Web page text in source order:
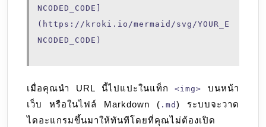
NCODED_CODE]
(https://kroki.io/mermaid/svg/YOUR_E
NCODED_CODE)
เมื่อคุณนำ URL นี้ไปแปะในแท็ก<img>
บนหน้า
เว็บ หรือในไฟล์ Markdown ( .md ) ระบบจะวาด
ไดอะแกรมขึ้นมาให้ทันทีโดยที่คุณไม่ต้องเปิด